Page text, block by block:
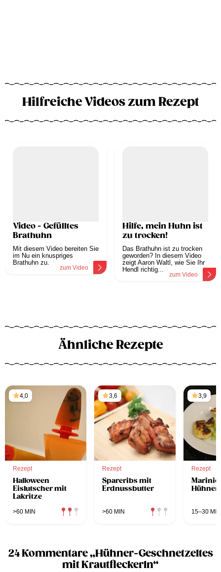
Hilfreiche Videos zum Rezept
Video - Gefülltes
Brathuhn
Mit diesem Video bereiten Sie
im Nu ein knuspriges
Brathuhn zu.
zum Video
Hilfe, mein Huhn ist
zu trocken!
Das Brathuhn ist zu trocken
geworden? In diesem Video
zeigt Aaron Waltl, wie Sie Ihr
Hendl richtig...
zum Video
Ähnliche Rezepte
4,0
Rezept
Halloween
Eislutscher mit
Lakritze
>60 MIN
3,6
Rezept
Spareribs mit
Erdnussbutter
>60 MIN
3,9
Rezept
15–30 MIN
24 Kommentare „Hühner-Geschnetzeltes
mit Krautfleckerln“